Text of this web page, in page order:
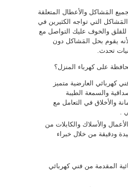
المَشاكل والأعطال المتعلقة
المَشاكل التي تواجه الكثيرين في
للقلق والخوف عليك التواصل مع
يقوم بحل المَشاكل دون
تحدث.
على كهرباء المنزل؟
كهربائي العارضية متميز
والسمعة الطيبة
والأخلاق في التعامل مع
والأسلاك والكابلات من
ودقيقة من خلال خبراء
المقدمة من فني كهربائي